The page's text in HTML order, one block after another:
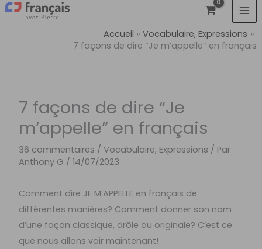
Accueil
Vocabulaire, Expressions
7 façons de dire “Je m’appelle” en français
7 façons de dire “Je
m’appelle” en français
36 commentaires /Vocabulaire, Expressions / Par
Anthony G /14/07/2023
Comment dire JE M’APPELLE en français de
différentes manières? Comment donner son nom
d’une façon classique, drôle ou originale? C’est ce
que nous allons voir maintenant!